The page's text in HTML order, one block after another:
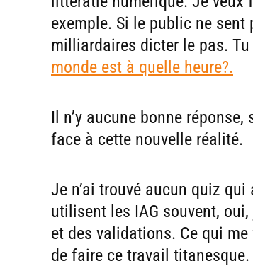
exemple. Si le public ne
milliardaires dicter le pas.
monde est à quelle heure?.
Il n’y aucune bonne
face à cette nouvelle réalité.
Je n’ai trouvé aucun quiz
utilisent les IAG souvent,
et des validations. Ce qui
de faire ce travail titanesque.